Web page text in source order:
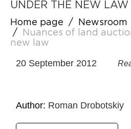
UNDER THE NEW LAW
Home page / Newsroom
/
Nuances of land
new law
20 September 2012
Author: Roman Drobotskiy